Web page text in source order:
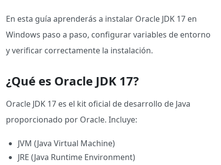
En esta guía aprenderás a instalar Oracle JDK 17 en
Windows paso a paso, configurar variables de entorno
y verificar correctamente la instalación.
¿Qué es Oracle JDK 17?
Oracle JDK 17 es el kit oficial de desarrollo de Java
proporcionado por Oracle. Incluye:
JVM (Java Virtual Machine)
JRE (Java Runtime Environment)